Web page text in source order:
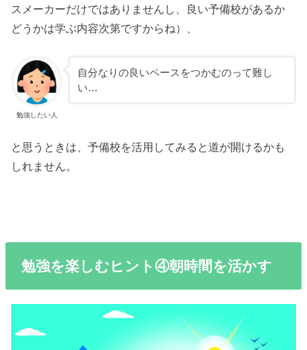
スメーカーだけではありませんし、良い予備校があるか
どうかは学ぶ内容次第ですからね）、
勉強したい人
自分なりの良いペースをつかむのって難し
い…
と思うときは、予備校を活用してみると道が開けるかも
しれません。
勉強を楽しむヒント④朝時間を活かす